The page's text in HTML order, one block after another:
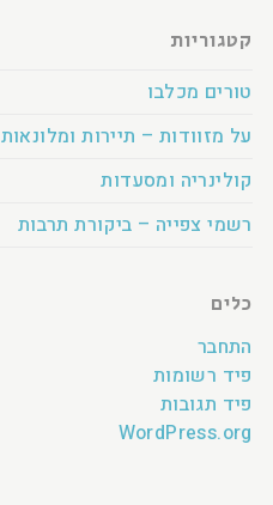
קטגוריות
טורים מכלבו
על מזוודות – תיירות ומלונאות
קולינריה ומסעדות
רשמי צפייה – ביקורת תרבות
כלים
התחבר
פיד רשומות
פיד תגובות
WordPress.org